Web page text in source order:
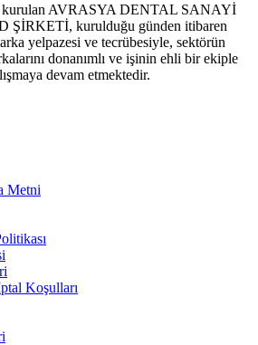
kurulan AVRASYA DENTAL SANAYİ
kurulduğu günden itibaren
yelpazesi ve tecrübesiyle, sektörün
donanımlı ve işinin ehli bir ekiple
devam etmektedir.
Metni
Koşulları